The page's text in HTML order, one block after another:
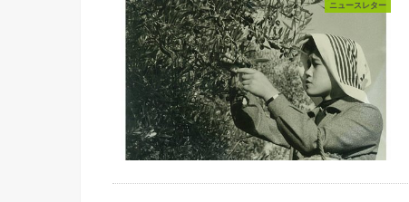
ニュースレター